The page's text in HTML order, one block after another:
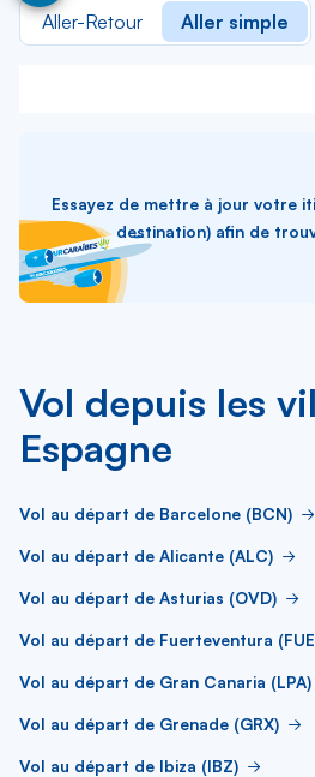
Aller-Retour Aller simple
Essayez de mettre à jour votre
destination) afin de
Vol depuis les
Espagne
Vol au départ de Barcelone (BCN)
Vol au départ de Alicante (ALC)
Vol au départ de Asturias (OVD)
Vol au départ de Fuerteventura
Vol au départ de Gran Canaria (LPA)
Vol au départ de Grenade (GRX)
Vol au départ de Ibiza (IBZ)